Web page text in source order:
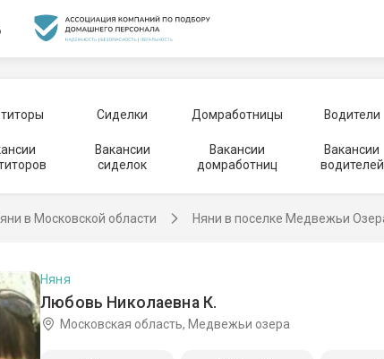
Сиделки Домработницы Водители
Вакансии
сиделок
Вакансии
домработниц
Вакансии
водителей
в Московской области Няни в поселке Медвежьи
Любовь Николаевна К.
Няня
Московская область, Медвежьи озера